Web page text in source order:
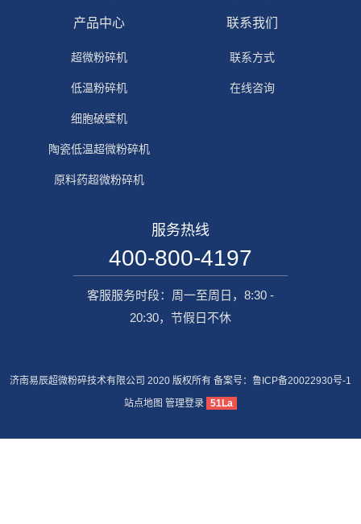
产品中心
超微粉碎机
低温粉碎机
细胞破壁机
陶瓷低温超微粉碎机
原料药超微粉碎机
联系我们
联系方式
在线咨询
服务热线
400-800-4197
客服服务时段：周一至周日，8:30 -
20:30，节假日不休
济南易辰超微粉碎技术有限公司 2020 版权所有 备案号： 鲁ICP备20022930号-1
站点地图 管理登录 51La